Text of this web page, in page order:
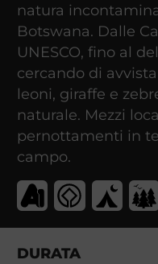
natura
Botswana. Dalle
UNESCO, fino al
cercando di
leoni, giraffe e
naturale. Mezzi
pernottamenti in
campo.
DURATA